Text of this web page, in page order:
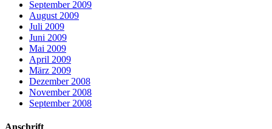
September 2009
August 2009
Juli 2009
Juni 2009
Mai 2009
April 2009
März 2009
Dezember 2008
November 2008
September 2008
Anschrift